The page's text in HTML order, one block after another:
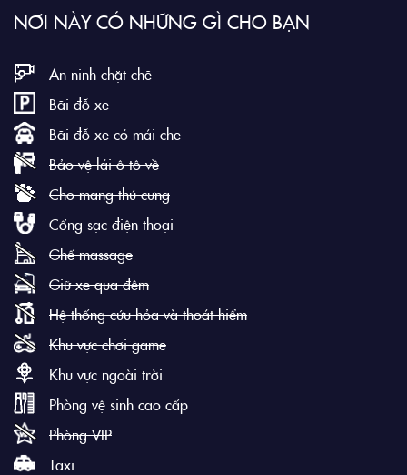
NƠI NÀY CÓ NHỮNG GÌ CHO BẠN
An ninh chặt chẽ
Bãi đỗ xe
Bãi đỗ xe có mái che
Bảo vệ lái ô tô về
Cho mang thú cưng
Cổng sạc điện thoại
Ghế massage
Giữ xe qua đêm
Hệ thống cứu hỏa và thoát hiểm
Khu vực chơi game
Khu vực ngoài trời
Phòng vệ sinh cao cấp
Phòng VIP
Taxi